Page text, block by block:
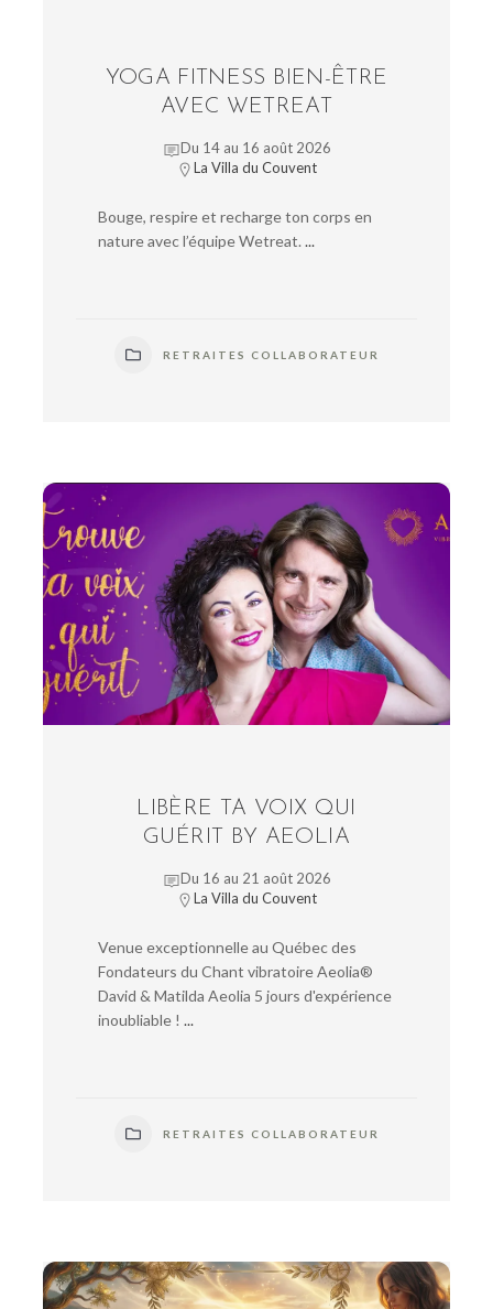
YOGA FITNESS BIEN-ÊTRE
AVEC WETREAT
Du 14 au 16 août 2026
La Villa du Couvent
Bouge, respire et recharge ton corps en
nature avec l’équipe Wetreat. ...
RETRAITES COLLABORATEUR
LIBÈRE TA VOIX QUI
GUÉRIT BY AEOLIA
Du 16 au 21 août 2026
La Villa du Couvent
Venue exceptionnelle au Québec des
Fondateurs du Chant vibratoire Aeolia®
David & Matilda Aeolia 5 jours d'expérience
inoubliable ! ...
RETRAITES COLLABORATEUR